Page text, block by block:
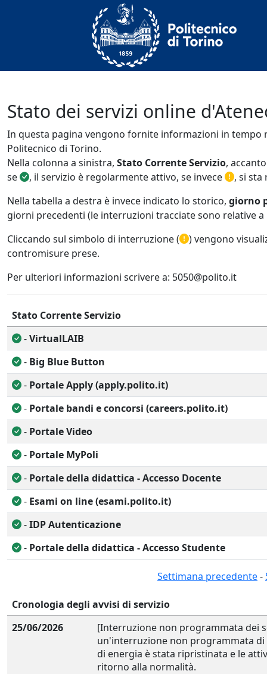
Stato dei servizi online
In questa pagina vengono fornite informazioni in
Politecnico di Torino.
Nella colonna a sinistra, Stato Corrente Servizio,
se
, il servizio è regolarmente attivo, se invece
, si sta
Nella tabella a destra è invece indicato lo storico, giorno
giorni precedenti (le interruzioni tracciate sono relative
Cliccando sul simbolo di interruzione (
) vengono
contromisure prese.
Per ulteriori informazioni scrivere a: 5050@polito.it
Stato Corrente Servizio
-VirtualLAIB
- Big Blue Button
- Portale Apply (apply.polito.it)
- Portale bandi e concorsi (careers.polito.it)
- Portale Video
- Portale MyPoli
- Portale della didattica - Accesso Docente
- Esami on line (esami.polito.it)
-IDP Autenticazione
- Portale della didattica - Accesso Studente
Settimana precedente-
Cronologia degli avvisi di servizio
25/06/2026
[Interruzione non programmata dei
un'interruzione non programmata
di energia è stata ripristinata e le
ritorno alla normalità.